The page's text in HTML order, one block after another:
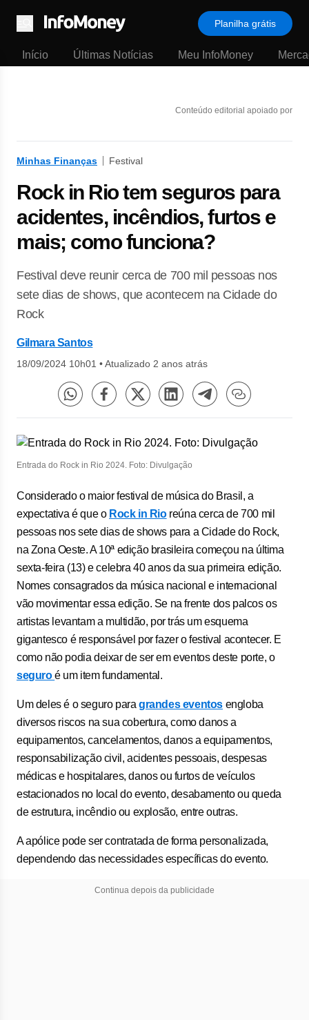
Menu
Planilha grátis
Início Últimas Notícias Meu InfoMoney
Conteúdo editorial apoiado por
Minhas Finanças Festival
Rock in Rio tem seguros para
acidentes, incêndios, furtos e
mais; como funciona?
Festival deve reunir cerca de 700 mil pessoas nos
sete dias de shows, que acontecem na Cidade do
Rock
Gilmara Santos
18/09/2024 10h01 •Atualizado 2 anos atrás
Entrada do Rock in Rio 2024. Foto: Divulgação
Considerado o maior festival de música do Brasil, a
expectativa é que o Rock in Rioreúna cerca de 700 mil
pessoas nos sete dias de shows para a Cidade do Rock,
na Zona Oeste. A 10ª edição brasileira começou na última
sexta-feira (13) e celebra 40 anos da sua primeira edição.
Nomes consagrados da música nacional e internacional
vão movimentar essa edição. Se na frente dos palcos os
artistas levantam a multidão, por trás um esquema
gigantesco é responsável por fazer o festival acontecer. E
como não podia deixar de ser em eventos deste porte, o
seguroé um item fundamental.
Um deles é o seguro para grandes eventos engloba
diversos riscos na sua cobertura, como danos a
equipamentos, cancelamentos, danos a equipamentos,
responsabilização civil, acidentes pessoais, despesas
médicas e hospitalares, danos ou furtos de veículos
estacionados no local do evento, desabamento ou queda
de estrutura, incêndio ou explosão, entre outras.
A apólice pode ser contratada de forma personalizada,
dependendo das necessidades específicas do evento.
Continua depois da publicidade